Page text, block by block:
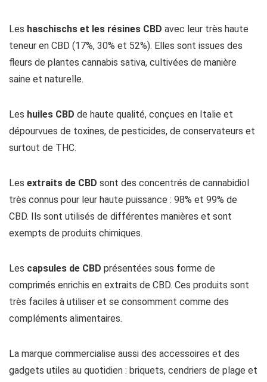
Les haschischs et les résines CBD avec leur très haute
teneur en CBD (17%, 30% et 52%). Elles sont issues des
fleurs de plantes cannabis sativa, cultivées de manière
saine et naturelle.
Les huiles CBD de haute qualité, conçues en Italie et
dépourvues de toxines, de pesticides, de conservateurs et
surtout de THC.
Les extraits de CBD sont des concentrés de cannabidiol
très connus pour leur haute puissance : 98% et 99% de
CBD. Ils sont utilisés de différentes manières et sont
exempts de produits chimiques.
Les capsules de CBD présentées sous forme de
comprimés enrichis en extraits de CBD. Ces produits sont
très faciles à utiliser et se consomment comme des
compléments alimentaires.
La marque commercialise aussi des accessoires et des
gadgets utiles au quotidien : briquets, cendriers de plage et